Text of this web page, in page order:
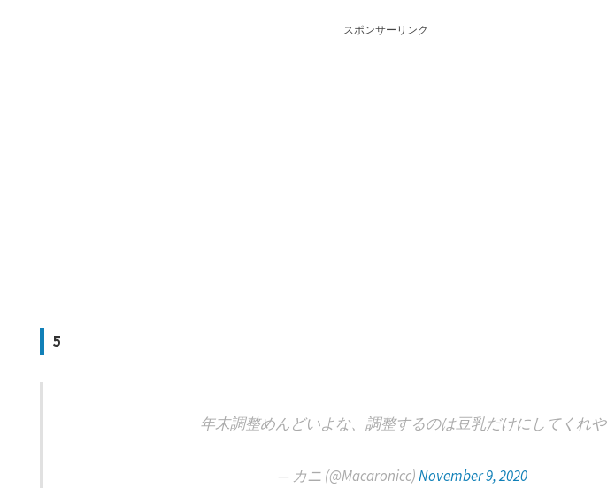
スポンサーリンク
5
年末調整めんどいよな、調整するのは豆乳だけにしてくれや
— カニ (@Macaronicc)November 9, 2020